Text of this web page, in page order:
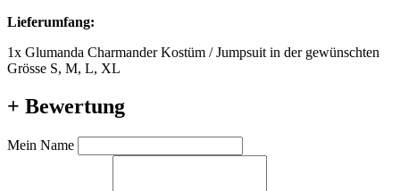
Lieferumfang:
1x Glumanda Charmander Kostüm / Jumpsuit in der gewünschten
Grösse S, M, L, XL
+ Bewertung
Mein Name